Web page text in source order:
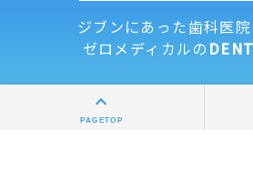
PAGETOP
ジブンにあった歯科医
ゼロメディカルの
求人掲載について 全国